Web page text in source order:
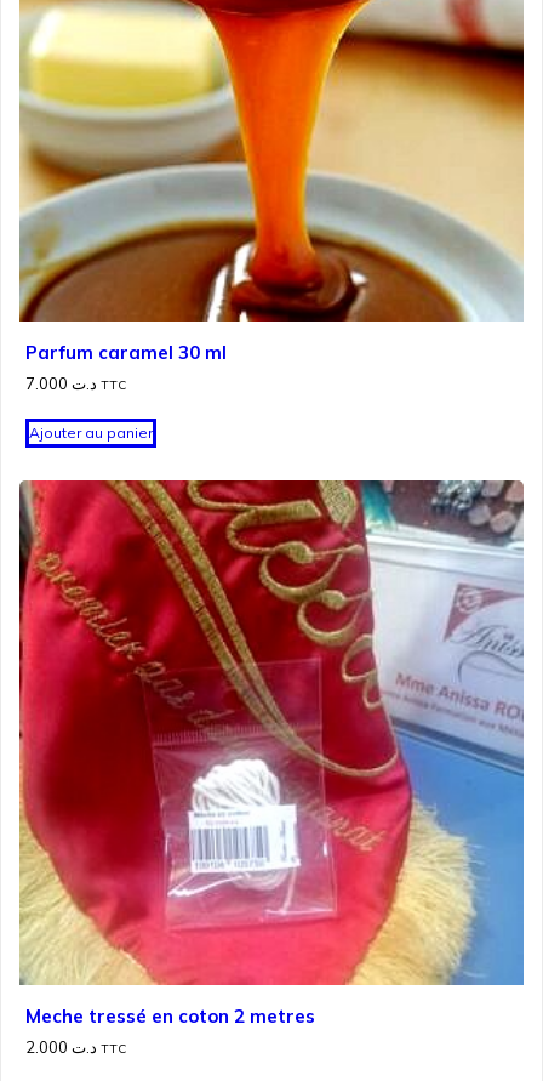
Parfum caramel 30 ml
د.ت TTC
Ajouter au panier
Meche tressé en coton 2 metres
د.ت TTC